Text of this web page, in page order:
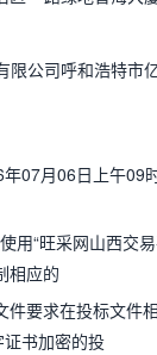
公司呼和浩特市
07月06日上午09
用“旺采网山西交
相应的
件要求在投标文件
书加密的投